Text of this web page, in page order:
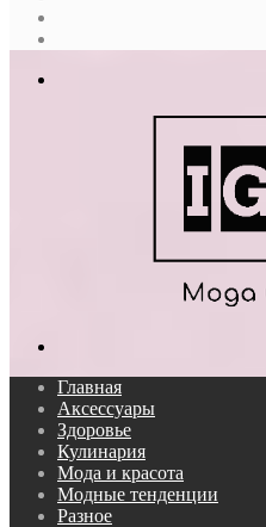
Главная
Аксессуары
Здоровье
Кулинария
Мода и красота
Модные тенденции
Разное